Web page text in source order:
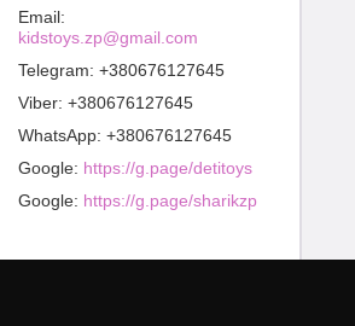
kidstoys.zp@gmail.com
+380676127645
+380676127645
+380676127645
Google https://g.page/detitoys
Google https://g.page/sharikzp